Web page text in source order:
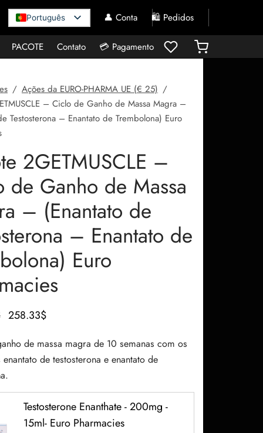
Português 👤 Conta 🛍️ Pedidos
PACOTE Contato 💳 Pagamento
/ Ações da EURO-PHARMA UE (€ 25) /
– Ciclo de Ganho de Massa Magra –
Testosterona – Enantato de Trembolona) Euro
2GETMUSCLE –
de Ganho de Massa
– (Enantato de
– Enantato de
Euro
O preço
era:
383.68$.
258.33$
258.33$.
de massa magra de 10 semanas com os
de testosterona e enantato de
Testosterone Enanthate - 200mg -
15ml- Euro Pharmacies